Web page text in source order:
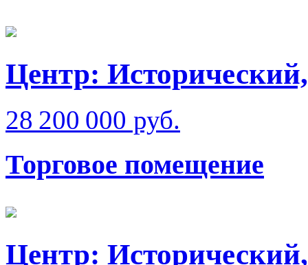
Центр:
28 200 000 руб.
Торговое помещение
Центр: